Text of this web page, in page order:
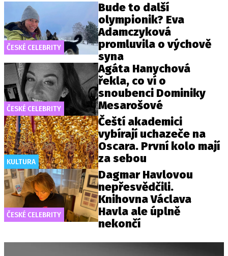
ČESKÉ CELEBRITY
Bude to další
olympionik? Eva
Adamczyková
promluvila o výchově
syna
ČESKÉ CELEBRITY
Agáta Hanychová
řekla, co ví o
snoubenci Dominiky
Mesarošové
KULTURA
Čeští akademici
vybírají uchazeče na
Oscara. První kolo mají
za sebou
ČESKÉ CELEBRITY
Dagmar Havlovou
nepřesvědčili.
Knihovna Václava
Havla ale úplně
nekončí